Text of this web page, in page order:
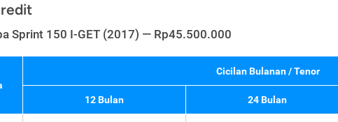
Sprint 150 I-GET (2017) — Rp45.500.000
Cicilan Bulanan / Tenor
12 Bulan 24 Bulan